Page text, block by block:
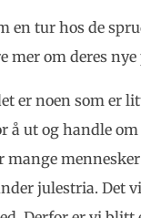
en tur hos de
mer om deres
er noen som er
å ut og handle om
mange
julestria. Det